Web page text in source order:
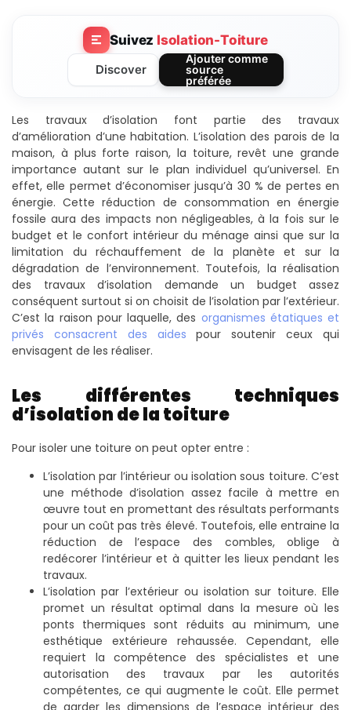
Suivez Isolation-Toiture
Discover
Ajouter comme
source
préférée
Les travaux d’isolation font partie des travaux
d’amélioration d’une habitation. L’isolation des parois de la
maison, à plus forte raison, la toiture, revêt une grande
importance autant sur le plan individuel qu’universel. En
effet, elle permet d’économiser jusqu’à 30 % de pertes en
énergie. Cette réduction de consommation en énergie
fossile aura des impacts non négligeables, à la fois sur le
budget et le confort intérieur du ménage ainsi que sur la
limitation du réchauffement de la planète et sur la
dégradation de l’environnement. Toutefois, la réalisation
des travaux d’isolation demande un budget assez
conséquent surtout si on choisit de l’isolation par l’extérieur.
C’est la raison pour laquelle, des organismes étatiques et
privés consacrent des aides pour soutenir ceux qui
envisagent de les réaliser.
Les différentes techniques
d’isolation de la toiture
Pour isoler une toiture on peut opter entre :
L’isolation par l’intérieur ou isolation sous toiture. C’est
une méthode d’isolation assez facile à mettre en
œuvre tout en promettant des résultats performants
pour un coût pas très élevé. Toutefois, elle entraine la
réduction de l’espace des combles, oblige à
redécorer l’intérieur et à quitter les lieux pendant les
travaux.
L’isolation par l’extérieur ou isolation sur toiture. Elle
promet un résultat optimal dans la mesure où les
ponts thermiques sont réduits au minimum, une
esthétique extérieure rehaussée. Cependant, elle
requiert la compétence des spécialistes et une
autorisation des travaux par les autorités
compétentes, ce qui augmente le coût. Elle permet